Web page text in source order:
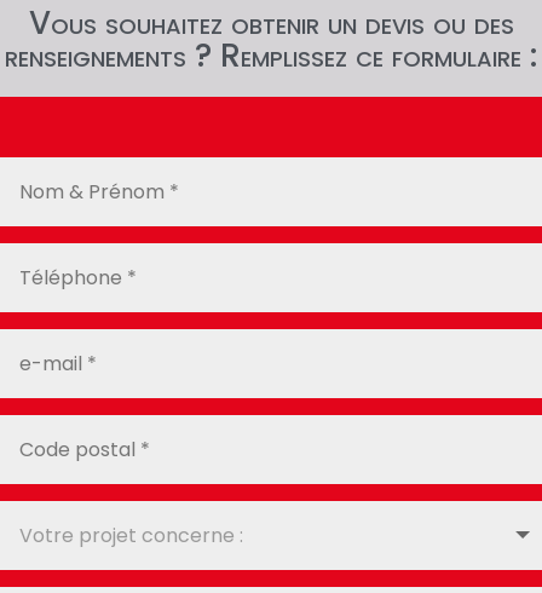
Vous souhaitez obtenir un devis ou des
renseignements ? Remplissez ce formulaire :